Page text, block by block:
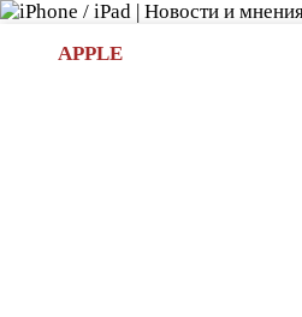
APPLE